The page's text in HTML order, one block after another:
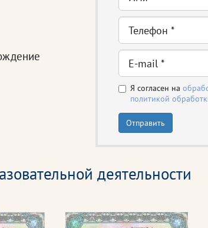
Я согласен на
политикой
Отправить
деятельности